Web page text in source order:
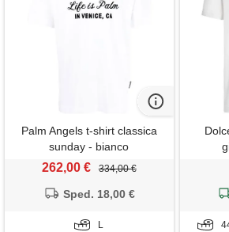
Palm Angels t-shirt classica
sunday - bianco
262,00 € 334,00 €
Sped. 18,00 €
L